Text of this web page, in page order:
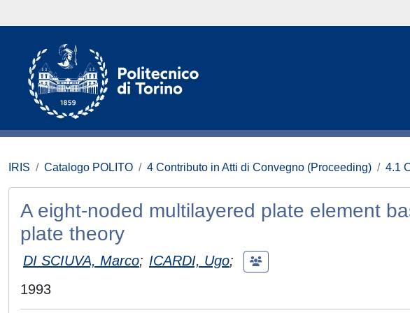
IRIS Catalogo POLITO 4 Contributo in Atti di Convegno (Proceeding) 4.1
A eight-noded multilayered plate element
plate theory
DI SCIUVA, Marco; ICARDI, Ugo;
1993